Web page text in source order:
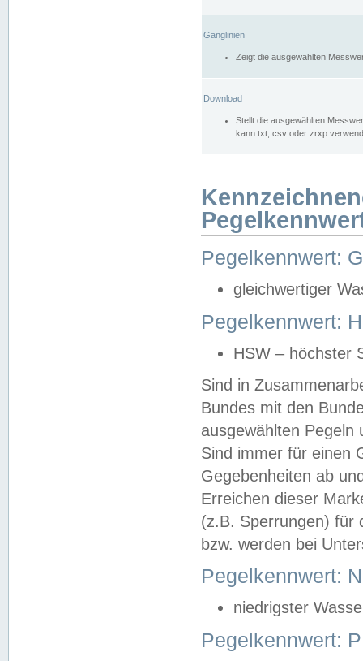
Ganglinien
Zeigt die ausgewählten
Download
Stellt die ausgewählten
kann txt, csv oder zrxp
Pegelkennwert:
gleichwertiger
Pegelkennwert:
HSW – höchster
Sind in
Bundes mit den
ausgewählten
Sind immer für einen
Gegebenheiten ab
Erreichen dieser
(z.B. Sperrungen) für
bzw. werden bei
Pegelkennwert:
niedrigster
Pegelkennwert: